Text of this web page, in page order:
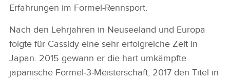
Erfahrungen im Formel‑Rennsport.
Nach den Lehrjahren in Neuseeland und Europa
folgte für Cassidy eine sehr erfolgreiche Zeit in
Japan. 2015 gewann er die hart umkämpfte
japanische Formel‑3‑Meisterschaft, 2017 den Titel in